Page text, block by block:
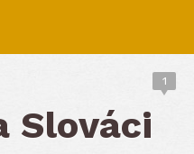
1
Slováci